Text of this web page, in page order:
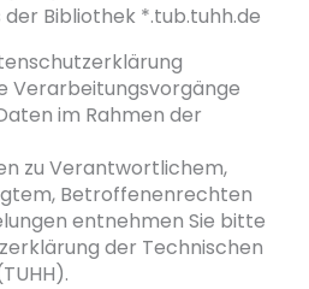
Bibliothek *.tub.tuhh.de
Verarbeitungsvorgänge
im Rahmen der
zu Verantwortlichem,
Betroffenenrechten
entnehmen Sie bitte
der Technischen